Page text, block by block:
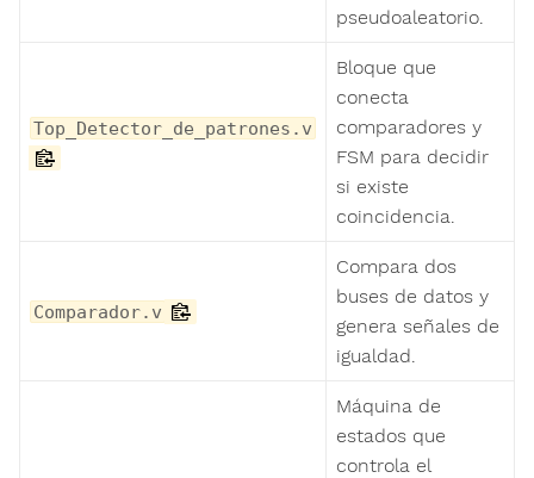
pseudoaleatorio.
Top_Detector_de_patrones.v
Bloque que
conecta
comparadores y
FSM para decidir
si existe
coincidencia.
Comparador.v
Compara dos
buses de datos y
genera señales de
igualdad.
Máquina de
estados que
controla el